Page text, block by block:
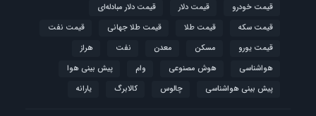
قیمت خودرو
قیمت دلار
قیمت دلار مبادله‌ای
قیمت سکه
قیمت طلا قیمت طلا جهانی
قیمت نفت
قیمت یورو
مسکن معدن نفت
هراز
هواشناسی
هوش مصنوعی وام
پیش بینی هوا
پیش بینی هواشناسی
چالوس کالابرگ یارانه